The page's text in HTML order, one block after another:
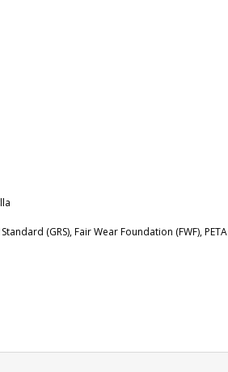
(GRS), Fair Wear Foundation (FWF), PETA